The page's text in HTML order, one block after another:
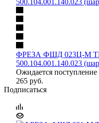
ФРЕЗА ФШД 023Ц-М
500.104.001.140.023
Ожидается поступление
265 руб.
Подписаться